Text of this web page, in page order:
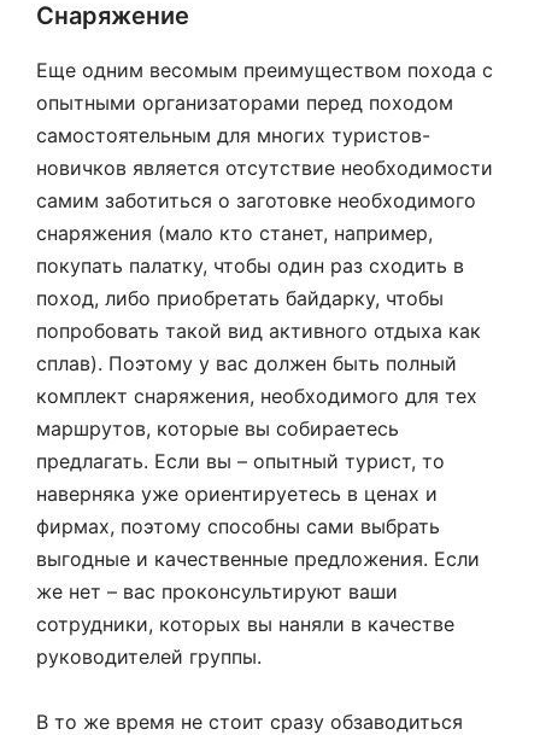
Снаряжение
Еще одним весомым преимуществом похода с
опытными организаторами перед походом
самостоятельным для многих туристов-
новичков является отсутствие необходимости
самим заботиться о заготовке необходимого
снаряжения (мало кто станет, например,
покупать палатку, чтобы один раз сходить в
поход, либо приобретать байдарку, чтобы
попробовать такой вид активного отдыха как
сплав). Поэтому у вас должен быть полный
комплект снаряжения, необходимого для тех
маршрутов, которые вы собираетесь
предлагать. Если вы – опытный турист, то
наверняка уже ориентируетесь в ценах и
фирмах, поэтому способны сами выбрать
выгодные и качественные предложения. Если
же нет – вас проконсультируют ваши
сотрудники, которых вы наняли в качестве
руководителей группы.
В то же время не стоит сразу обзаводиться